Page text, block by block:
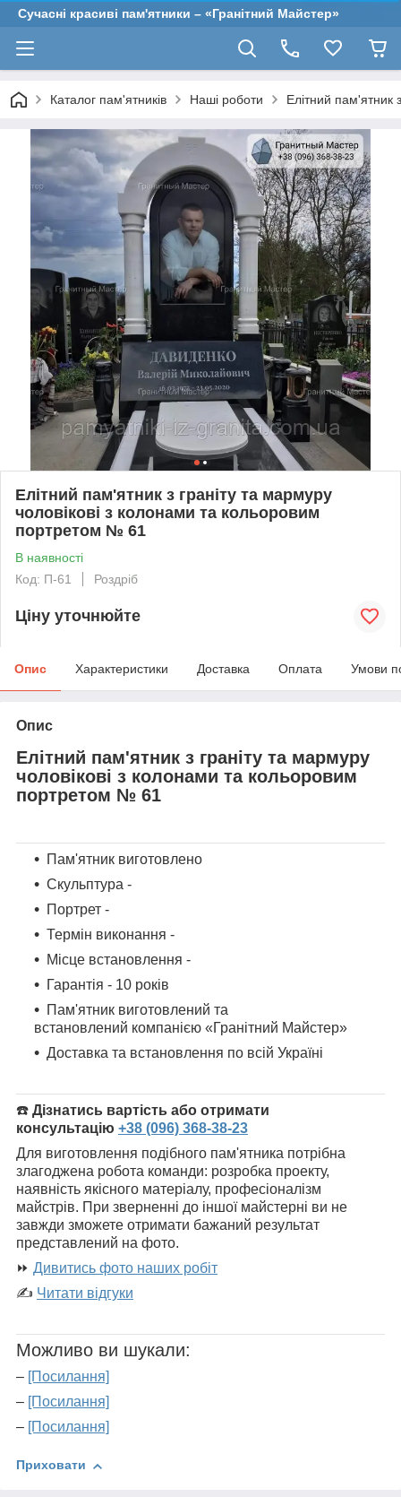
Сучасні красиві пам'ятники – «Гранітний Майстер»
Каталог пам'ятників Наші роботи Елітний пам'ятник
Елітний пам'ятник з граніту та мармуру
чоловікові з колонами та кольоровим
портретом № 61
В наявності
Код: П-61
Роздріб
Ціну уточнюйте
Опис Характеристики Доставка Оплата Умови
Опис
Елітний пам'ятник з граніту та мармуру
чоловікові з колонами та кольоровим
портретом № 61
Пам'ятник виготовлено
Скульптура -
Портрет -
Термін виконання -
Місце встановлення -
Гарантія - 10 років
Пам'ятник виготовлений та
встановлений компанією «Гранітний Майстер»
Доставка та встановлення по всій Україні
☎️ Дізнатись вартість або отримати
консультацію +38 (096) 368-38-23
Для виготовлення подібного пам'ятника потрібна
злагоджена робота команди: розробка проекту,
наявність якісного матеріалу, професіоналізм
майстрів. При зверненні до іншої майстерні ви не
завжди зможете отримати бажаний результат
представлений на фото.
⏩ Дивитись фото наших робіт
✍ Читати відгуки
Можливо ви шукали:
–
[Посилання]
–
[Посилання]
–
[Посилання]
Приховати